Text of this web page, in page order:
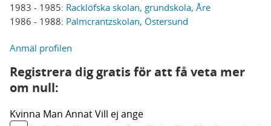
1983 - 1985: Racklöfska skolan, grundskola, Åre
1986 - 1988: Palmcrantzskolan, Östersund
Anmäl profilen
Registrera dig gratis för att få veta mer
om null:
Kvinna Man AnnatVill ej ange